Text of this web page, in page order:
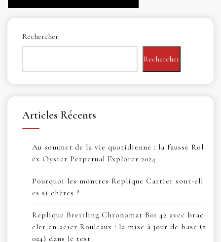
Rechercher
Rechercher
Articles Récents
Au sommet de la vie quotidienne : la fausse Rol
ex Oyster Perpetual Explorer 2024
Pourquoi les montres Replique Cartier sont-ell
es si chères ?
Replique Breitling Chronomat B01 42 avec brac
elet en acier Rouleaux : la mise à jour de base (2
024) dans le test